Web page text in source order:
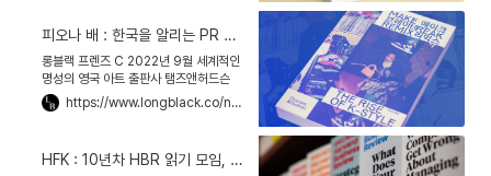
피오나 배 : 한국을 알리는 PR 전문가, "네트워크보다 기획이 먼저다"
롱블랙 프렌즈 C 2022년 9월 세계적인
명성의 영국 아트 출판사 탬즈앤허드슨
Thames&Hudeson이, 한국 현대문화
를 다룬 책을 펴냈어요. 『Make Break
https://www.longblack.co/note/780
HFK : 10년차 HBR 읽기 모임, 직장인 공부 커뮤니티의 성지가 되다